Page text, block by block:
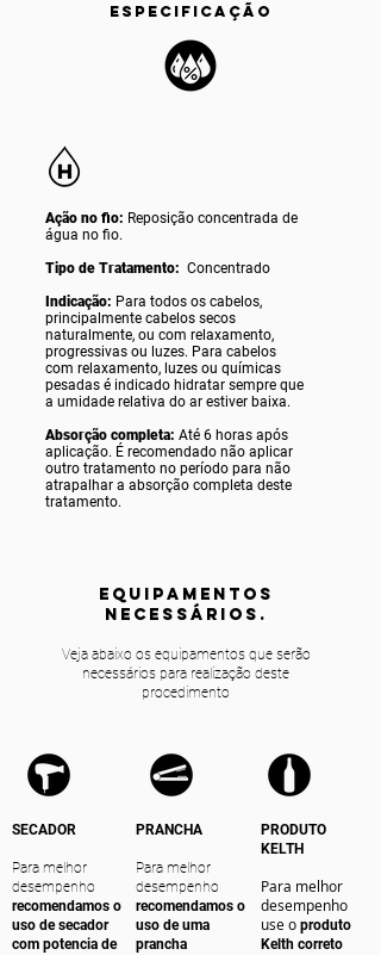
ESPECIFICAÇÃO
Ação no fio: Reposição concentrada de
água no fio.
Tipo de Tratamento: Concentrado
Indicação: Para todos os cabelos,
principalmente cabelos secos
naturalmente, ou com relaxamento,
progressivas ou luzes. Para cabelos
com relaxamento, luzes ou químicas
pesadas é indicado hidratar sempre que
a umidade relativa do ar estiver baixa.
Absorção completa: Até 6 horas após
aplicação. É recomendado não aplicar
outro tratamento no período para não
atrapalhar a absorção completa deste
tratamento.
equipamentos
NECESSÁRIOS.
Veja abaixo os equipamentos que serão
necessários para realização deste
procedimento
SECADOR
Para melhor
desempenho
recomendamos o
uso de secador
com potencia de
PRANCHA
Para melhor
desempenho
recomendamos o
uso de uma
prancha
PRODUTO
KELTH
Para melhor
desempenho
use o produto
Kelth correto